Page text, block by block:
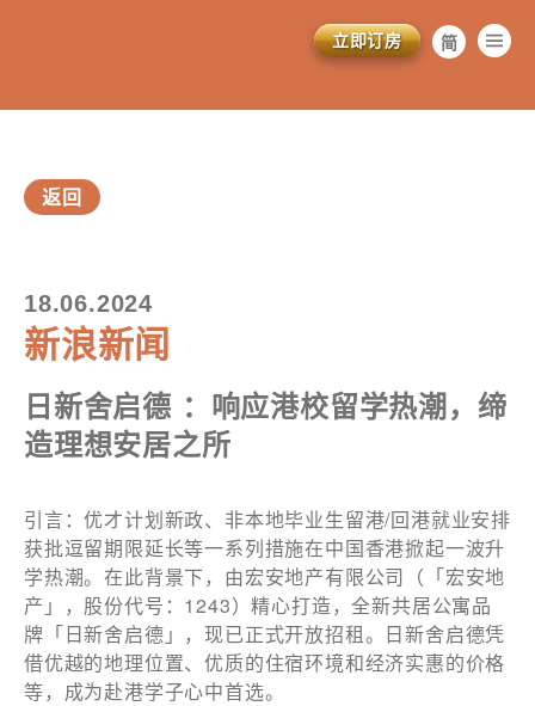
简
EN
立即订房
返回
18.06.2024
新浪新闻
日新舍启德 ：响应港校留学热潮，缔
造理想安居之所
引言：优才计划新政、非本地毕业生留港/回港就业安排
获批逗留期限延长等一系列措施在中国香港掀起一波升
学热潮。在此背景下，由宏安地产有限公司（「宏安地
产」，股份代号：1243）精心打造，全新共居公寓品
牌「日新舍启德」，现已正式开放招租。日新舍启德凭
借优越的地理位置、优质的住宿环境和经济实惠的价格
等，成为赴港学子心中首选。